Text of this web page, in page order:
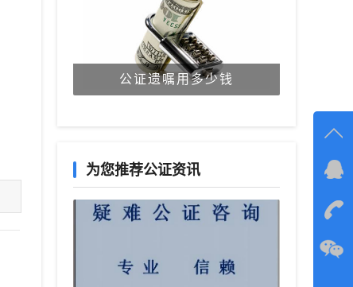
公证遗嘱用多少钱
为您推荐公证资讯 在线
咨询